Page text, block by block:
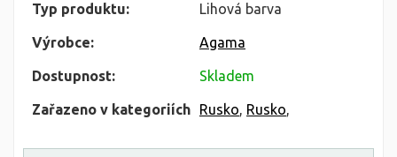
Typ produktu: Lihová barva
Výrobce: Agama
Dostupnost: Skladem
Zařazeno v kategoriích Rusko, Rusko,